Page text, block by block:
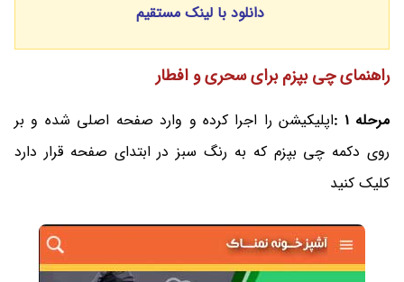
دانلود با لینک مستقیم
راهنمای چی بپزم برای سحری و افطار
مرحله 1 :
اپلیکیشن را اجرا کرده و وارد صفحه اصلی شده و بر
روی دکمه چی بپزم که به رنگ سبز در ابتدای صفحه قرار دارد
کلیک کنید